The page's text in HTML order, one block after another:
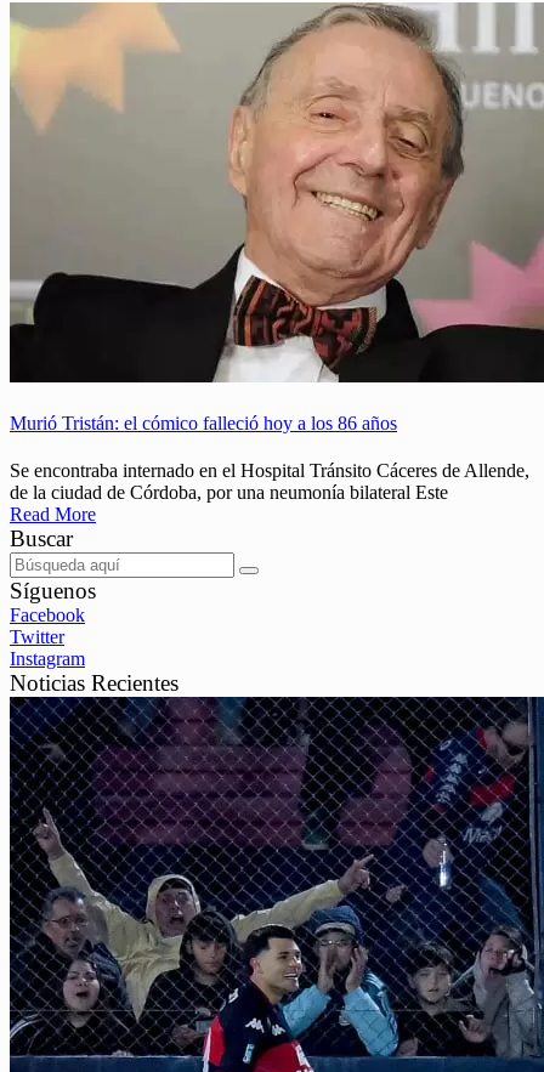
Murió Tristán: el cómico falleció hoy a los 86 años
Se encontraba internado en el Hospital Tránsito Cáceres de Allende,
de la ciudad de Córdoba, por una neumonía bilateral Este
Read More
Buscar
Síguenos
Facebook
Twitter
Instagram
Noticias Recientes